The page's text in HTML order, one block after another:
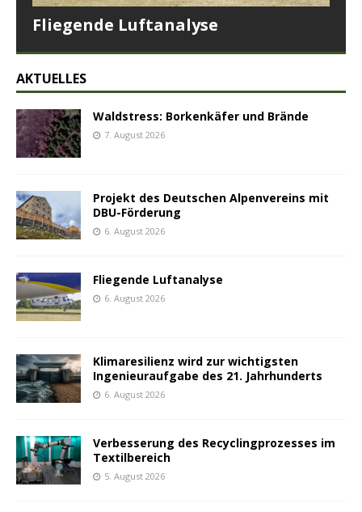
Fliegende Luftanalyse
AKTUELLES
Waldstress: Borkenkäfer und Brände
7. August 2026
Projekt des Deutschen Alpenvereins mit
DBU-Förderung
6. August 2026
Fliegende Luftanalyse
6. August 2026
Klimaresilienz wird zur wichtigsten
Ingenieuraufgabe des 21. Jahrhunderts
6. August 2026
Verbesserung des Recyclingprozesses im
Textilbereich
5. August 2026